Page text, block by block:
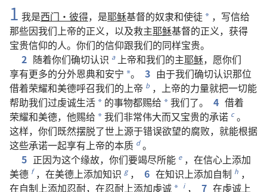
1 我是西门 · 彼得， 是耶稣基督的奴隶和使徒 * ， 写信给
那些因我们上帝的正义， 以及救主耶稣基督的正义， 获得
宝贵信仰的人。 你们的信仰跟我们的同样宝贵。
2 随着你们确切认识 a 上帝和我们的主耶稣， 愿你们
享有更多的分外恩典和安宁 *。 3 由于我们确切认识那位
借着荣耀和美德呼召我们的上帝 b ， 上帝的力量就把一切能
帮助我们过虔诚生活 * 的事物都赐给 *我们了。 4 借着
荣耀和美德， 他赐给 *我们非常伟大而又宝贵的承诺 c 。
这样， 你们既然摆脱了世上源于错误欲望的腐败， 就能根据
这些承诺一起享有上帝的本质 d 。
5 正因为这个缘故， 你们要竭尽所能 e ， 在信心上添加
美德 f ， 在美德上添加知识 g ， 6 在知识上添加自制 h ，
在自制上添加忍耐， 在忍耐上添加虔诚 * i ， 7 在虔诚上